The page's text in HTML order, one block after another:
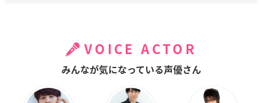
VOICE ACTOR
みんなが気になっている声優さん